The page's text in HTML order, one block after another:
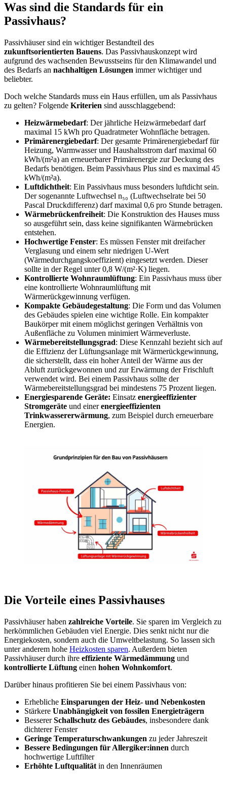
Was sind die Standards für ein
Passivhaus?
Passivhäuser sind ein wichtiger Bestandteil des
zukunftsorientierten Bauens. Das Passivhauskonzept wird
aufgrund des wachsenden Bewusstseins für den Klimawandel und
des Bedarfs an nachhaltigen Lösungen immer wichtiger und
beliebter.
Doch welche Standards muss ein Haus erfüllen, um als Passivhaus
zu gelten? Folgende Kriterien sind ausschlaggebend:
Heizwärmebedarf: Der jährliche Heizwärmebedarf darf
maximal 15 kWh pro Quadratmeter Wohnfläche betragen.
Primärenergiebedarf: Der gesamte Primärenergiebedarf für
Heizung, Warmwasser und Haushaltsstrom darf maximal 60
kWh/(m²a) an erneuerbarer Primärenergie zur Deckung des
Bedarfs benötigen. Beim Passivhaus Plus sind es maximal 45
kWh/(m²a).
Luftdichtheit: Ein Passivhaus muss besonders luftdicht sein.
Der sogenannte Luftwechsel n₅₀ (Luftwechselrate bei 50
Pascal Druckdifferenz) darf maximal 0,6 pro Stunde betragen.
Wärmebrückenfreiheit: Die Konstruktion des Hauses muss
so ausgeführt sein, dass keine signifikanten Wärmebrücken
entstehen.
Hochwertige Fenster: Es müssen Fenster mit dreifacher
Verglasung und einem sehr niedrigen U-Wert
(Wärmedurchgangskoeffizient) eingesetzt werden. Dieser
sollte in der Regel unter 0,8 W/(m²·K) liegen.
Kontrollierte Wohnraumlüftung: Ein Passivhaus muss über
eine kontrollierte Wohnraumlüftung mit
Wärmerückgewinnung verfügen.
Kompakte Gebäudegestaltung: Die Form und das Volumen
des Gebäudes spielen eine wichtige Rolle. Ein kompakter
Baukörper mit einem möglichst geringen Verhältnis von
Außenfläche zu Volumen minimiert Wärmeverluste.
Wärmebereitstellungsgrad: Diese Kennzahl bezieht sich auf
die Effizienz der Lüftungsanlage mit Wärmerückgewinnung,
die sicherstellt, dass ein hoher Anteil der Wärme aus der
Abluft zurückgewonnen und zur Erwärmung der Frischluft
verwendet wird. Bei einem Passivhaus sollte der
Wärmebereitstellungsgrad bei mindestens 75 Prozent liegen.
Energiesparende Geräte: Einsatz energieeffizienter
Stromgeräte und einerenergieeffizienten
Trinkwassererwärmung, zum Beispiel durch erneuerbare
Energien.
Die Vorteile eines Passivhauses
Passivhäuser haben zahlreiche Vorteile. Sie sparen im Vergleich zu
herkömmlichen Gebäuden viel Energie. Dies senkt nicht nur die
Energiekosten, sondern auch die Umweltbelastung. So lassen sich
unter anderem hohe Heizkosten sparen. Außerdem bieten
Passivhäuser durch ihre effiziente Wärmedämmung und
kontrollierte Lüftung einen hohen Wohnkomfort.
Darüber hinaus profitieren Sie bei einem Passivhaus von:
Erhebliche Einsparungen der Heiz- und Nebenkosten
Stärkere Unabhängigkeit von fossilen Energieträgern
BessererSchallschutz des Gebäudes, insbesondere dank
dichterer Fenster
Geringe Temperaturschwankungen zu jeder Jahreszeit
Bessere Bedingungen für Allergiker:innen durch
hochwertige Luftfilter
Erhöhte Luftqualität in den Innenräumen